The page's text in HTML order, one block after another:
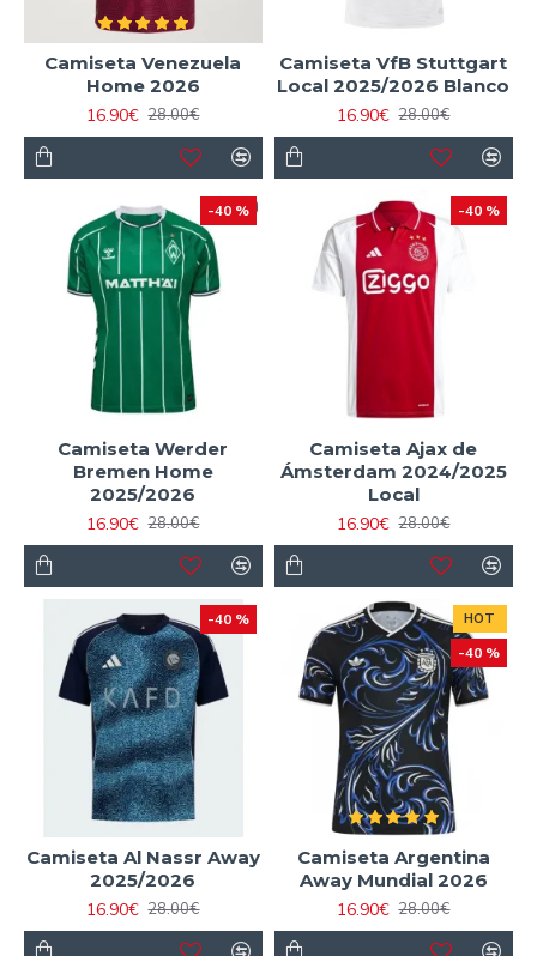
Camiseta Venezuela
Home 2026
16.90€ 28.00€
Camiseta VfB Stuttgart
Local 2025/2026 Blanco
16.90€ 28.00€
-40 %
Camiseta Werder
Bremen Home
2025/2026
16.90€ 28.00€
-40 %
Camiseta Ajax de
Ámsterdam 2024/2025
Local
16.90€ 28.00€
-40 %
Camiseta Al Nassr Away
2025/2026
16.90€ 28.00€
HOT
-40 %
Camiseta Argentina
Away Mundial 2026
16.90€ 28.00€